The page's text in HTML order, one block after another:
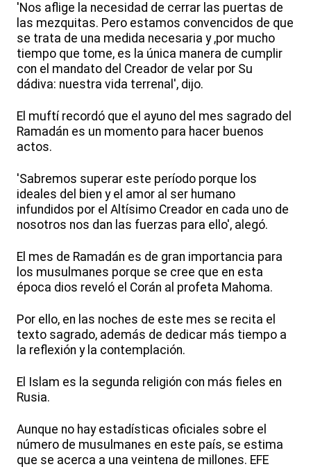
'Nos aflige la necesidad de cerrar las puertas de
las mezquitas. Pero estamos convencidos de que
se trata de una medida necesaria y ,por mucho
tiempo que tome, es la única manera de cumplir
con el mandato del Creador de velar por Su
dádiva: nuestra vida terrenal', dijo.
El muftí recordó que el ayuno del mes sagrado del
Ramadán es un momento para hacer buenos
actos.
'Sabremos superar este período porque los
ideales del bien y el amor al ser humano
infundidos por el Altísimo Creador en cada uno de
nosotros nos dan las fuerzas para ello', alegó.
El mes de Ramadán es de gran importancia para
los musulmanes porque se cree que en esta
época dios reveló el Corán al profeta Mahoma.
Por ello, en las noches de este mes se recita el
texto sagrado, además de dedicar más tiempo a
la reflexión y la contemplación.
El Islam es la segunda religión con más fieles en
Rusia.
Aunque no hay estadísticas oficiales sobre el
número de musulmanes en este país, se estima
que se acerca a una veintena de millones. EFE